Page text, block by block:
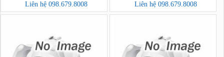
Liên hệ 098.679.8008
Liên hệ 098.679.8008